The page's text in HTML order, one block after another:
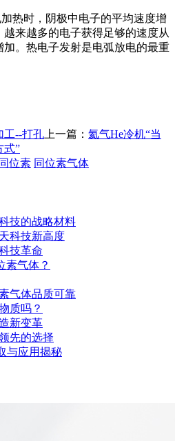
热时，阴极中电子的平均速度增
越来越多的电子获得足够的速度从
。热电子发射是电弧放电的最重
工--打孔 上一篇： 氦气He冷机“当
式”
位素 同位素气体
技的战略材料
科技新高度
技革命
素气体？
气体品质可靠
质吗？
新变革
先的选择
与应用揭秘